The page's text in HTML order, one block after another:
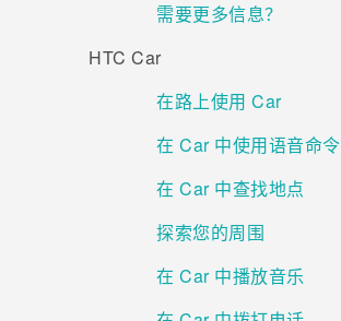
需要更多信息？
HTC Car
在路上使用 Car
在 Car 中使用语音命令
在 Car 中查找地点
探索您的周围
在 Car 中播放音乐